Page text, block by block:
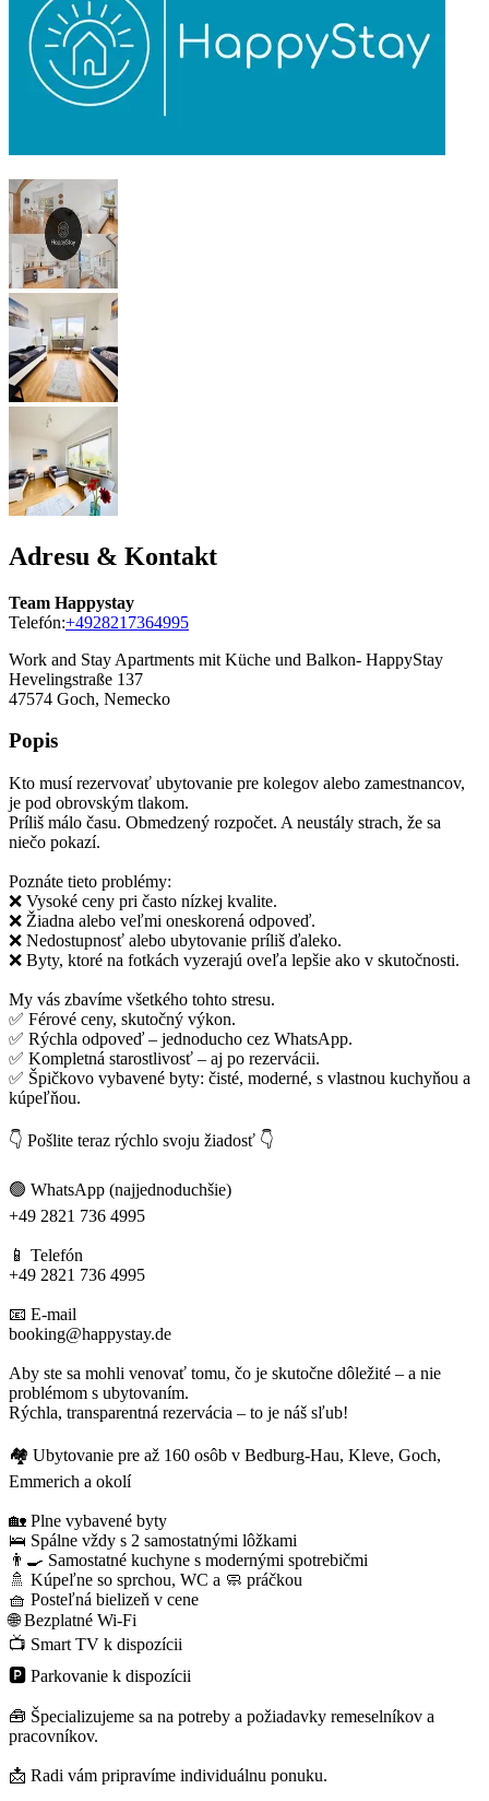
Adresu & Kontakt
Team Happystay
Telefón:+4928217364995
Work and Stay Apartments mit Küche und Balkon- HappyStay
Hevelingstraße 137
47574 Goch, Nemecko
Popis
Kto musí rezervovať ubytovanie pre kolegov alebo zamestnancov,
je pod obrovským tlakom.
Príliš málo času. Obmedzený rozpočet. A neustály strach, že sa
niečo pokazí.
Poznáte tieto problémy:
❌ Vysoké ceny pri často nízkej kvalite.
❌ Žiadna alebo veľmi oneskorená odpoveď.
❌ Nedostupnosť alebo ubytovanie príliš ďaleko.
❌ Byty, ktoré na fotkách vyzerajú oveľa lepšie ako v skutočnosti.
My vás zbavíme všetkého tohto stresu.
✅ Férové ceny, skutočný výkon.
✅ Rýchla odpoveď – jednoducho cez WhatsApp.
✅ Kompletná starostlivosť – aj po rezervácii.
✅ Špičkovo vybavené byty: čisté, moderné, s vlastnou kuchyňou a
kúpeľňou.
👇 Pošlite teraz rýchlo svoju žiadosť 👇
🟢 WhatsApp (najjednoduchšie)
+49 2821 736 4995
📱 Telefón
+49 2821 736 4995
📧 E-mail
booking@happystay.de
Aby ste sa mohli venovať tomu, čo je skutočne dôležité – a nie
problémom s ubytovaním.
Rýchla, transparentná rezervácia – to je náš sľub!
🏘️ Ubytovanie pre až 160 osôb v Bedburg-Hau, Kleve, Goch,
Emmerich a okolí
🏡 Plne vybavené byty
🛌 Spálne vždy s 2 samostatnými lôžkami
👨‍🍳 Samostatné kuchyne s modernými spotrebičmi
🚿 Kúpeľne so sprchou, WC a 🧼 práčkou
🧺 Posteľná bielizeň v cene
🌐 Bezplatné Wi-Fi
📺 Smart TV k dispozícii
🅿️ Parkovanie k dispozícii
🧰 Špecializujeme sa na potreby a požiadavky remeselníkov a
pracovníkov.
📩 Radi vám pripravíme individuálnu ponuku.